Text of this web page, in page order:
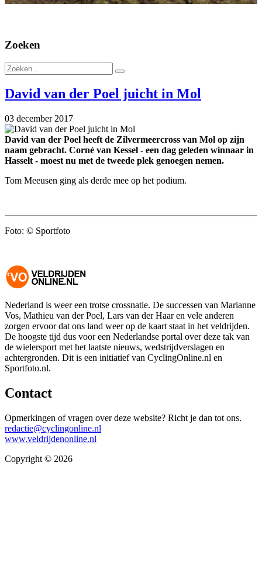
Zoeken
David van der Poel juicht in Mol
03 december 2017
David van der Poel heeft de Zilvermeercross van Mol op zijn
naam gebracht. Corné van Kessel - een dag geleden winnaar in
Hasselt - moest nu met de tweede plek genoegen nemen.
Tom Meeusen ging als derde mee op het podium.
Foto: © Sportfoto
Nederland is weer een trotse crossnatie. De successen van Marianne
Vos, Mathieu van der Poel, Lars van der Haar en vele anderen
zorgen ervoor dat ons land weer op de kaart staat in het veldrijden.
De hoogste tijd dus voor een Nederlandse portal over deze tak van
de wielersport met het laatste nieuws, wedstrijdverslagen en
achtergronden. Dit is een initiatief van CyclingOnline.nl en
Sportfoto.nl.
Contact
Opmerkingen of vragen over deze website? Richt je dan tot ons.
redactie@cyclingonline.nl
www.veldrijdenonline.nl
Copyright © 2026